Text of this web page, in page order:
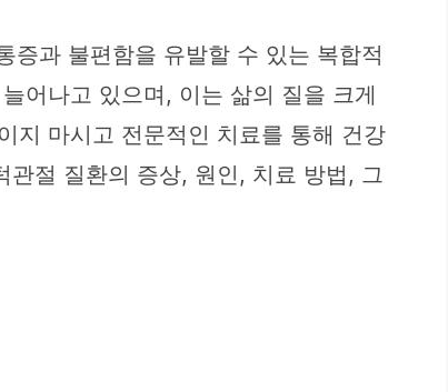
증과 불편함을 유발할 수 있는 복합적
어나고 있으며, 이는 삶의 질을 크게
지 마시고 전문적인 치료를 통해 건강
절 질환의 증상, 원인, 치료 방법, 그